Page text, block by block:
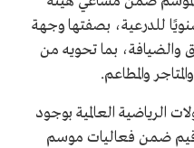
27 مليون زائر سنويًا للدرعية، بصفتها وجهة
والضيافة، بما تحويه من
والمطاعم.
الرياضية العالمية بوجود
ضمن فعاليات موسم